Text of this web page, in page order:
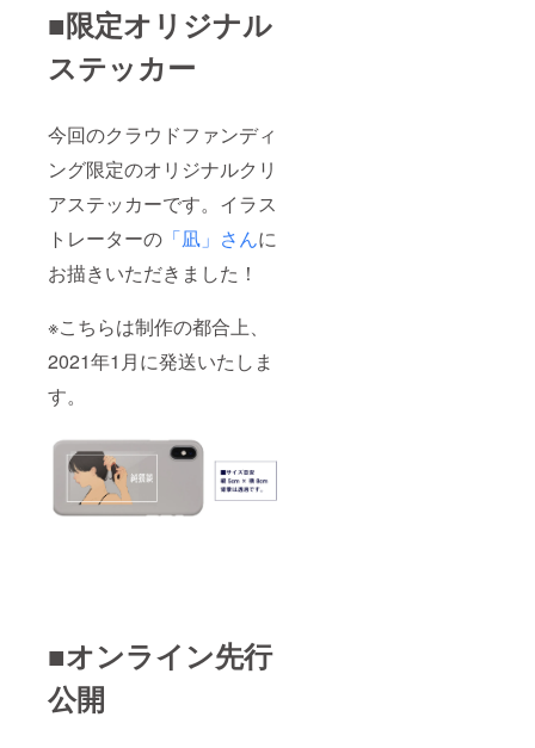
■限定オリジナル
ステッカー
今回のクラウドファンディ
ング限定のオリジナルクリ
アステッカーです。イラス
トレーターの 「凪」さんに
お描きいただきました！
※こちらは制作の都合上、
2021年1月に発送いたしま
す。
■オンライン先行
公開